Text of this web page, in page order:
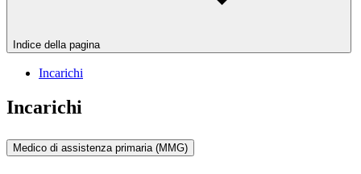
Indice della pagina
Incarichi
Incarichi
Medico di assistenza primaria (MMG)